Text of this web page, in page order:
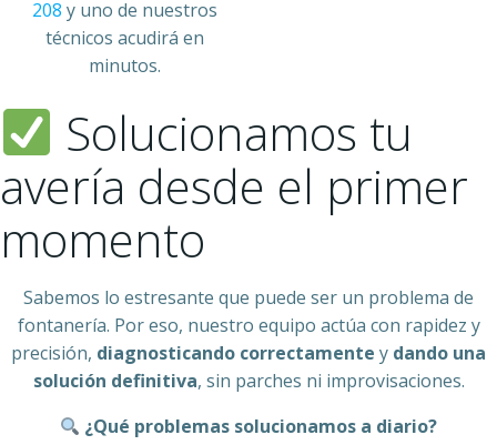
208 y uno de nuestros
técnicos acudirá en
minutos.
Solucionamos tu
avería desde el primer
momento
Sabemos lo estresante que puede ser un problema de
fontanería. Por eso, nuestro equipo actúa con rapidez y
precisión, diagnosticando correctamente y dando una
solución definitiva, sin parches ni improvisaciones.
¿Qué problemas solucionamos a diario?